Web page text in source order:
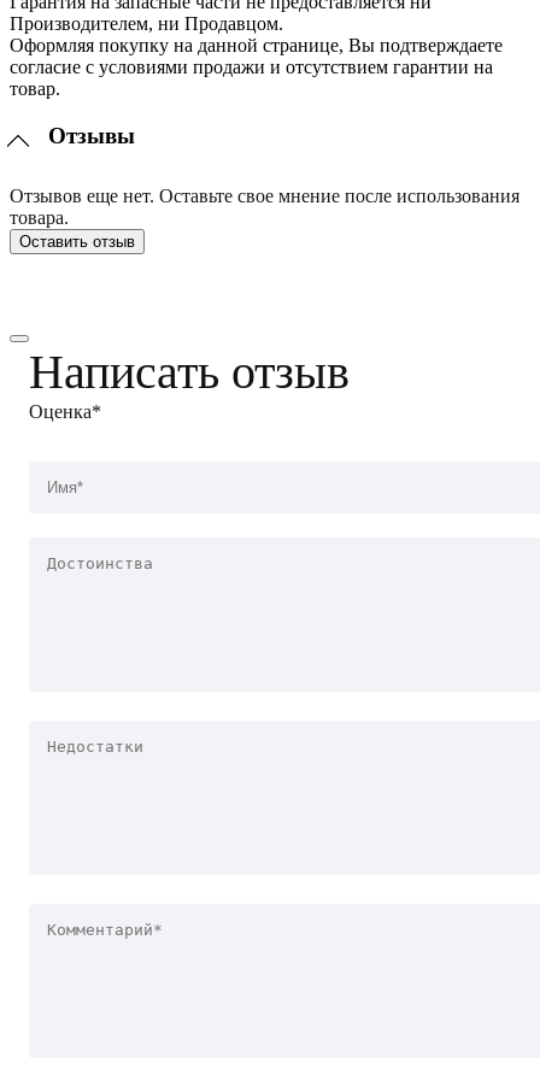
Производителем, ни Продавцом.
Оформляя покупку на данной странице, Вы подтверждаете
согласие с условиями продажи и отсутствием гарантии на
товар.
Отзывы
Отзывов еще нет. Оставьте свое мнение после использования
товара.
Оставить отзыв
Написать отзыв
Оценка*